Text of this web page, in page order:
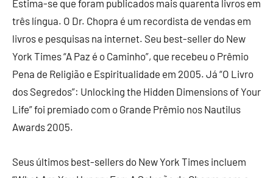
Estima-se que foram publicados mais quarenta livros em
três língua. O Dr. Chopra é um recordista de vendas em
livros e pesquisas na internet. Seu best-seller do New
York Times “A Paz é o Caminho”, que recebeu o Prêmio
Pena de Religião e Espiritualidade em 2005. Já “O Livro
dos Segredos”: Unlocking the Hidden Dimensions of Your
Life” foi premiado com o Grande Prêmio nos Nautilus
Awards 2005.
Seus últimos best-sellers do New York Times incluem